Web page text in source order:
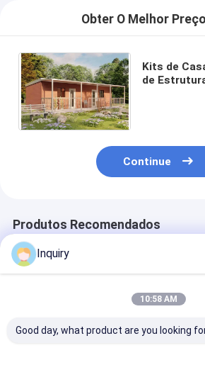
Obter O Melhor
Kits de
de
Continue
Produtos Recomendados
Inquiry
10:58 AM
Good day, what product are you looking